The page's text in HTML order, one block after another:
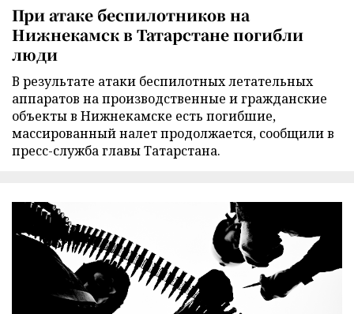
При атаке беспилотников на
Нижнекамск в Татарстане погибли
люди
В результате атаки беспилотных летательных
аппаратов на производственные и гражданские
объекты в Нижнекамске есть погибшие,
массированный налет продолжается, сообщили в
пресс-служба главы Татарстана.